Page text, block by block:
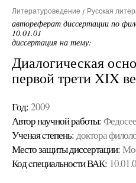
Литературоведение Русская
автореферат диссертации по
10.01.01
диссертация на тему:
Диалогическая
первой трети XIX
Год: 2009
Автор научной работы:
Ученая cтепень: доктора
Место защиты диссертации:
Код cпециальности ВАК: